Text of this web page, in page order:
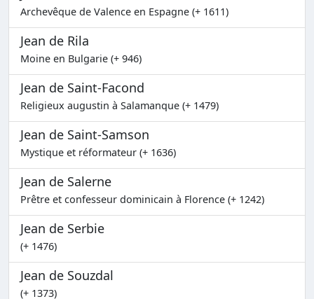
Archevêque de Valence en Espagne (+ 1611)
Jean de Rila
Moine en Bulgarie (+ 946)
Jean de Saint-Facond
Religieux augustin à Salamanque (+ 1479)
Jean de Saint-Samson
Mystique et réformateur (+ 1636)
Jean de Salerne
Prêtre et confesseur dominicain à Florence (+ 1242)
Jean de Serbie
(+ 1476)
Jean de Souzdal
(+ 1373)